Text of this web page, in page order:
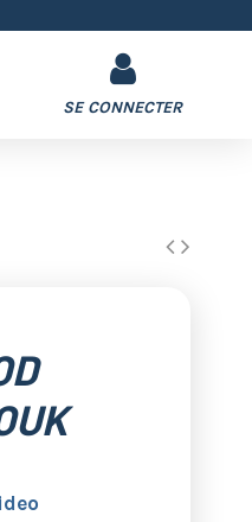
SE CONNECTER